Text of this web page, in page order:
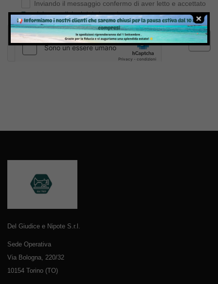
Inviando il messaggio confermo di aver letto e accettato
Termini e condizionidel sito web
Invia
Del Giudice e Nipote S.r.l.
Sede Operativa
Via Bologna, 220/32
10154 Torino (TO)